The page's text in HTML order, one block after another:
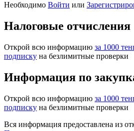
Необходимо Войти или
Налоговые отчисления
Открой всю информацию за 1000
подписку на безлимитные проверки
Информация по
Открой всю информацию за 1000
подписку на безлимитные проверки
Вся информация предоставлена из